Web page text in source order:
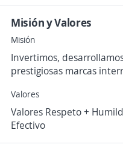
Misión y Valores
Misión
Invertimos,
prestigiosas marcas
Valores
Valores Respeto +
Efectivo